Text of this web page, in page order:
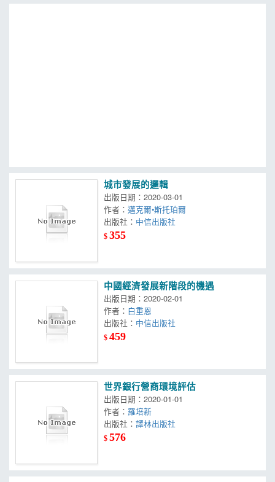
城市發展的邏輯
出版日期：2020-03-01
作者：邁克爾•斯托珀爾
出版社： 中信出版社
$355
中國經濟發展新階段的機遇
出版日期：2020-02-01
作者： 白重恩
出版社： 中信出版社
$459
世界銀行營商環境評估
出版日期：2020-01-01
作者： 羅培新
出版社：譯林出版社
$576